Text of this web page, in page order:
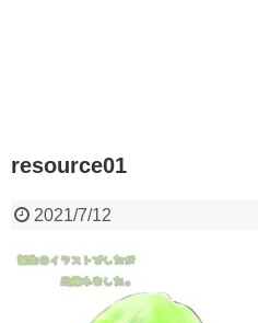
resource01
2021/7/12